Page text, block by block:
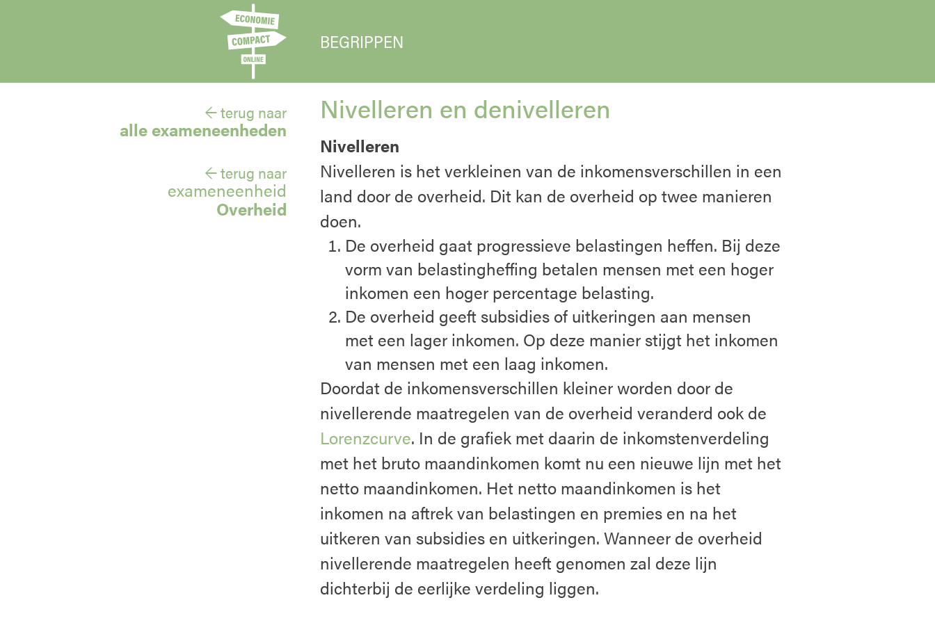
BEGRIPPEN
← terug naar
alle exameneenheden
← terug naar
exameneenheid
Overheid
Nivelleren en denivelleren
Nivelleren
Nivelleren is het verkleinen van de inkomensverschillen in een
land door de overheid. Dit kan de overheid op twee manieren
doen.
De overheid gaat progressieve belastingen heffen. Bij deze
vorm van belastingheffing betalen mensen met een hoger
inkomen een hoger percentage belasting.
De overheid geeft subsidies of uitkeringen aan mensen
met een lager inkomen. Op deze manier stijgt het inkomen
van mensen met een laag inkomen.
Doordat de inkomensverschillen kleiner worden door de
nivellerende maatregelen van de overheid veranderd ook de
Lorenzcurve. In de grafiek met daarin de inkomstenverdeling
met het bruto maandinkomen komt nu een nieuwe lijn met het
netto maandinkomen. Het netto maandinkomen is het
inkomen na aftrek van belastingen en premies en na het
uitkeren van subsidies en uitkeringen. Wanneer de overheid
nivellerende maatregelen heeft genomen zal deze lijn
dichterbij de eerlijke verdeling liggen.